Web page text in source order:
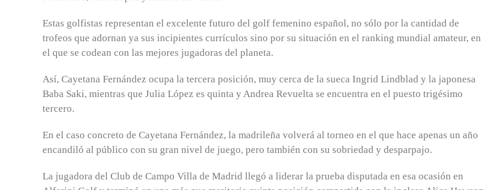
Estas golfistas representan el excelente futuro del golf femenino español, no sólo por la cantidad de
trofeos que adornan ya sus incipientes currículos sino por su situación en el ranking mundial amateur, en
el que se codean con las mejores jugadoras del planeta.
Así, Cayetana Fernández ocupa la tercera posición, muy cerca de la sueca Ingrid Lindblad y la japonesa
Baba Saki, mientras que Julia López es quinta y Andrea Revuelta se encuentra en el puesto trigésimo
tercero.
En el caso concreto de Cayetana Fernández, la madrileña volverá al torneo en el que hace apenas un año
encandiló al público con su gran nivel de juego, pero también con su sobriedad y desparpajo.
La jugadora del Club de Campo Villa de Madrid llegó a liderar la prueba disputada en esa ocasión en